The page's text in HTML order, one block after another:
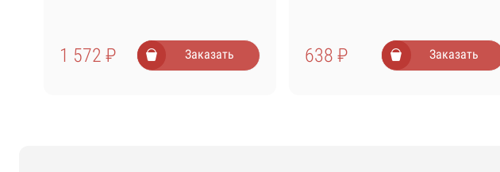
1 572 ₽ Заказать 638 ₽ Заказать